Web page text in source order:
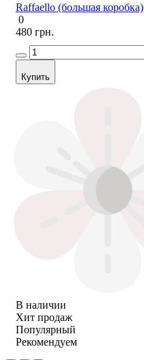
Raffaello (большая коробка)
0
480 грн.
Купить
В наличии
Хит продаж
Популярный
Рекомендуем